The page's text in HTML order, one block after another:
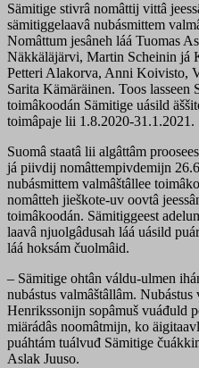
Sämitige stivrâ nomâttij vittâ
sämitiggelaavâ nubásmittem
Nomâttum jesâneh láá Tuomas
Näkkäläjärvi, Martin Scheinin já
Petteri Alakorva, Anni Koivisto,
Sarita Kämäräinen. Toos lasseen
toimâkoodán Sämitige uásild
toimâpaje lii 1.8.2020-31.1.2021.
Suomâ staatâ lii algâttâm
já piivdij nomâttempivdemijn
nubásmittem valmâštâllee
nomâtteh jieškote-uv oovtâ
toimâkoodán. Sämitiggeest
laavâ njuolgâdusah láá uásild
láá hoksám čuolmâid.
– Sämitige ohtân váldu-ulmen
nubástus valmâštâllâm.
Henrikssonijn sopâmuš vuáđuld
miärádâs noomâtmijn, ko
puáhtám tuálvuđ Sämitige
Aslak Juuso.